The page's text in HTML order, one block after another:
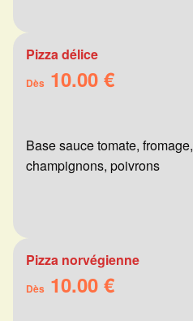
Pizza délice
Dès 10.00 €
Base sauce tomate,
champignons, poivrons
Pizza norvégienne
Dès 10.00 €